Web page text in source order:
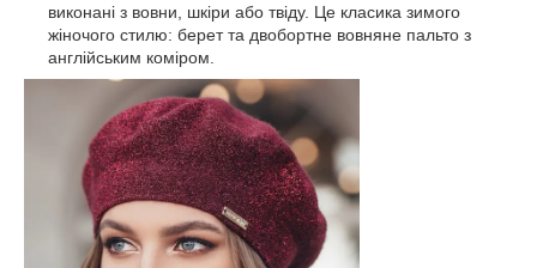
виконані з вовни, шкіри або твіду. Це класика зимого
жіночого стилю: берет та двобортне вовняне пальто з
англійським коміром.